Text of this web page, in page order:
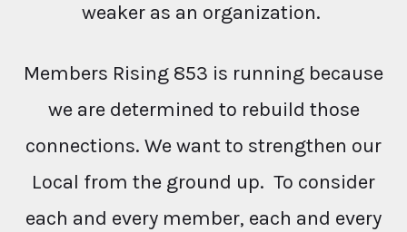
weaker as an organization.
Members Rising 853 is running because
we are determined to rebuild those
connections. We want to strengthen our
Local from the ground up. To consider
each and every member, each and every